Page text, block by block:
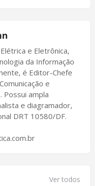
e Eletrônica,
da Informação
é Editor-Chefe
e
Possui ampla
e diagramador,
DRT 10580/DF.
Ver todos